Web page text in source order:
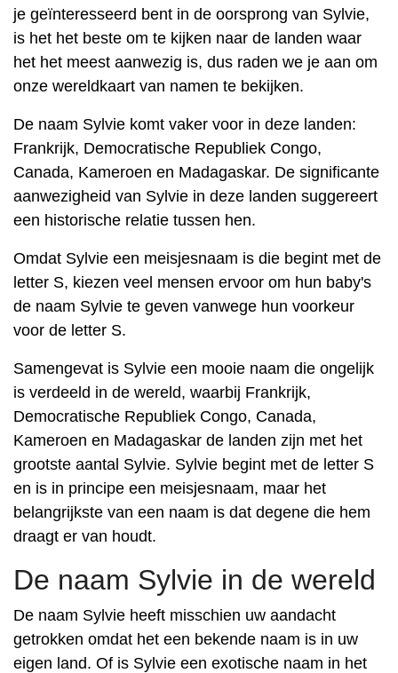
je geïnteresseerd bent in de oorsprong van Sylvie,
is het het beste om te kijken naar de landen waar
het het meest aanwezig is, dus raden we je aan om
onze wereldkaart van namen te bekijken.
De naam Sylvie komt vaker voor in deze landen:
Frankrijk, Democratische Republiek Congo,
Canada, Kameroen en Madagaskar. De significante
aanwezigheid van Sylvie in deze landen suggereert
een historische relatie tussen hen.
Omdat Sylvie een meisjesnaam is die begint met de
letter S, kiezen veel mensen ervoor om hun baby's
de naam Sylvie te geven vanwege hun voorkeur
voor de letter S.
Samengevat is Sylvie een mooie naam die ongelijk
is verdeeld in de wereld, waarbij Frankrijk,
Democratische Republiek Congo, Canada,
Kameroen en Madagaskar de landen zijn met het
grootste aantal Sylvie. Sylvie begint met de letter S
en is in principe een meisjesnaam, maar het
belangrijkste van een naam is dat degene die hem
draagt er van houdt.
De naam Sylvie in de wereld
De naam Sylvie heeft misschien uw aandacht
getrokken omdat het een bekende naam is in uw
eigen land. Of is Sylvie een exotische naam in het